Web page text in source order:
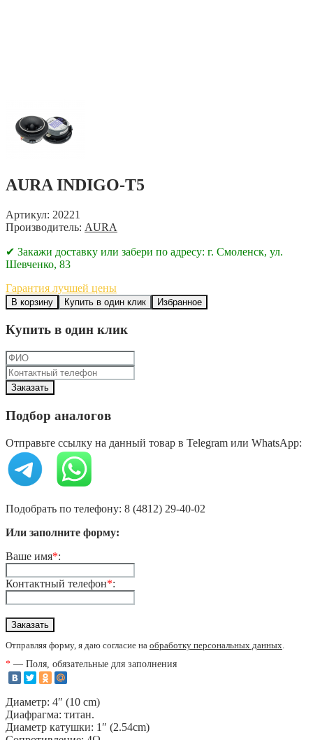
AURA INDIGO-T5
Артикул: 20221
Производитель: AURA
✔ Закажи доставку или забери по адресу: г. Смоленск, ул.
Шевченко, 83
Гарантия лучшей цены
В корзину Купить в один клик Избранное
Купить в один клик
Подбор аналогов
Отправьте ссылку на данный товар в Telegram или WhatsApp:
Подобрать по телефону: 8 (4812) 29-40-02
Или заполните форму:
Ваше имя*:
Контактный телефон*:
Отправляя форму, я даю согласие на обработку персональных данных.
* — Поля, обязательные для заполнения
Диаметр: 4″ (10 cm)
Диафрагма: титан.
Диаметр катушки: 1″ (2.54cm)